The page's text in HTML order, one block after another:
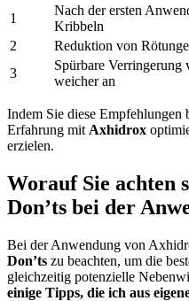
1
Nach der ersten⁢
Kribbeln
2
Reduktion von
3
Spürbare
weicher an
Indem ⁤Sie diese ⁤Empfehlungen
Erfahrung mit Axhidrox
erzielen.
Worauf Sie⁤ achten
Don’ts‌ bei‍ der
Bei ‍der Anwendung von
Don’ts zu beachten, um ​die⁢
gleichzeitig potenzielle
einige Tipps, die ich aus